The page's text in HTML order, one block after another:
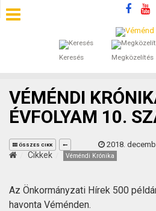
Keresés Megközelítés
SZÁLLÁSOK
ÁLTALÁNOS SZERZŐDÉSI
KINCSES BARANYA VÉMÉND
VÉMÉNDI
ÉVFOLYAM 10.
ÖSSZES CIKK 2018.
Cikkek Véméndi Krónika
Az Önkormányzati Hírek 500
havonta Véménden.